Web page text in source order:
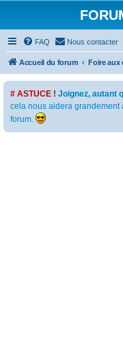
FAQ Nous contacter
Accueil du forum Foire aux
# ASTUCE ! Joignez, autant
cela nous aidera grandement
forum.